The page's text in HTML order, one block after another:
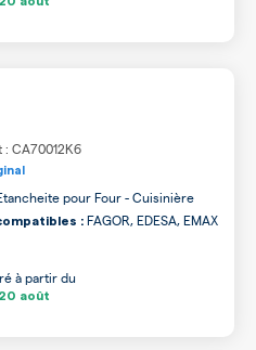
: CA70012K6
pour Four - Cuisinière
: FAGOR, EDESA, EMAX
à partir du
20 août